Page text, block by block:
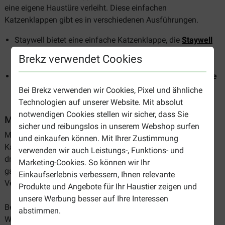
Brekz verwendet Cookies
Bei Brekz verwenden wir Cookies, Pixel und ähnliche
Technologien auf unserer Website. Mit absolut
notwendigen Cookies stellen wir sicher, dass Sie
sicher und reibungslos in unserem Webshop surfen
und einkaufen können. Mit Ihrer Zustimmung
verwenden wir auch Leistungs-, Funktions- und
Marketing-Cookies. So können wir Ihr
Einkaufserlebnis verbessern, Ihnen relevante
Produkte und Angebote für Ihr Haustier zeigen und
unsere Werbung besser auf Ihre Interessen
abstimmen.
eine eigene Haustüre verleiht. Diese einfachen
Katzenklappen gibt es in verschiedenen Ausführungen.
Staywell bietet eine einfache Katzenklappe, die Staywell
Orginal Small Pet Door
Sie öffnet und schließt sich,
wenn eine Katze durch die Luke treten will.
Cat Mate
234 Katzenklappe.Cat Mate hat dieCat Mate 304
Katzenklappespeziell für dünne Türen entworfen.
Manuell 4-Wege-Katzenklappe
Manuell verstellbare Katzenklappen verhindern, dass Ihre
Katze zu bestimmten Tages- oder Nachtzeiten nach
draußen geht. Sie können oft auch ganz geschlossen oder
ganz geöffnet werden, und werden daher als 4-Wege-
Verschlussklappen bezeichnet.
Bei Staywell haben Sie die Wahl zwischen mehreren 4-
Wege-Katzenläden.